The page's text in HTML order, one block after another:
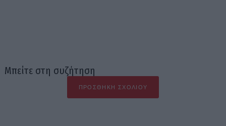
Μπείτε στη συζήτηση
ΠΡΟΣΘΉΚΗ ΣΧΟΛΊΟΥ